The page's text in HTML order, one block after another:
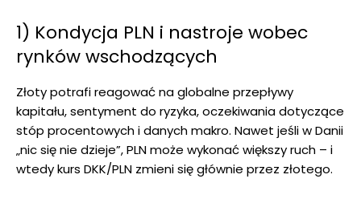
1) Kondycja PLN i nastroje wobec
rynków wschodzących
Złoty potrafi reagować na globalne przepływy
kapitału, sentyment do ryzyka, oczekiwania dotyczące
stóp procentowych i danych makro. Nawet jeśli w Danii
„nic się nie dzieje”, PLN może wykonać większy ruch – i
wtedy kurs DKK/PLN zmieni się głównie przez złotego.